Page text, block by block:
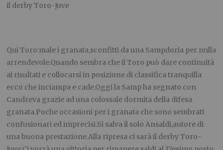
il derby Toro-Juve
Qui Toro:male i granata,sconfitti da una Sampdoria per nulla
arrendevole.Quando sembra che il Toro può dare continuità
ai risultati e collocarsi in posizione di classifica tranquilla
ecco che inciampa e cade.Oggi la Samp ha segnato con
Candreva grazie ad una colossale dormita della difesa
granata.Poche occasioni per i granata che sono sembrati
confusionari ed imprecisi.Si salva il solo Ansaldi,autore di
una buona prestazione.Alla ripresa ci sarà il derby Toro-